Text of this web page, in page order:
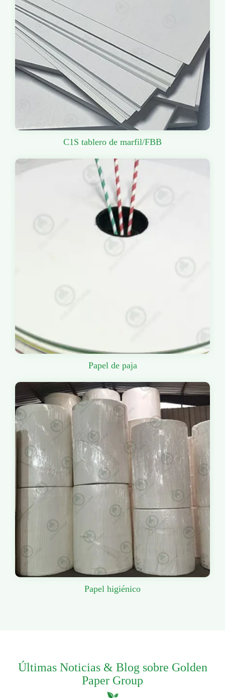
C1S tablero de marfil/FBB
Papel de paja
Papel higiénico
Últimas Noticias & Blog sobre Golden
Paper Group